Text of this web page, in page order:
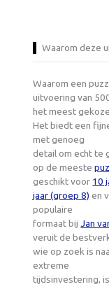
Waarom deze
Waarom een
uitvoering van
het meest
Het biedt een
met genoeg
detail om echt te
op de meeste
geschikt voor 10
jaar (groep 8) en
populaire
formaat bijJan
veruit de
wie op zoek is
extreme
tijdsinvestering,